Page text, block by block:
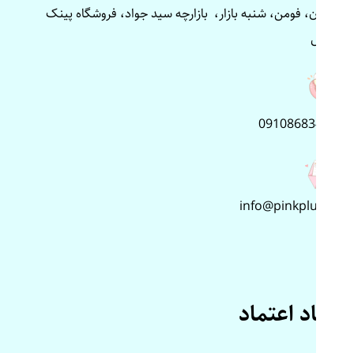
گیلان، فومن، شنبه بازار، بازارچه سید جواد، فروشگاه پینک
پلاس
09108683499
info@pinkplus.ir
نماد اعتماد